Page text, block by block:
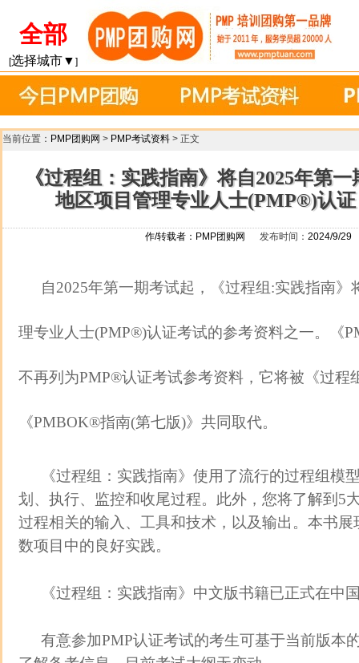
全部
[选择城市▼ ]
当前位置： PMP团购网 > PMP考试资料 > 正文
《过程组：实践指南》将自2025年第
地区项目管理专业人士(PMP®)认
作/转载者： PMP团购网 发布时间： 2024/9/29
自2025年第一期考试起，《过程组:实践指南
理专业人士(PMP®)认证考试的参考资料之一。《
不再列为PMP®认证考试参考资料，它将被《过程
《PMBOK®指南(第七版)》共同取代。
《过程组：实践指南》使用了流行的过程组模
划、执行、监控和收尾过程。此外，您将了解到5
过程相关的输入、工具和技术，以及输出。本书
数项目中的良好实践。
《过程组：实践指南》中文版书籍已正式在中
有意参加PMP认证考试的考生可基于当前版本